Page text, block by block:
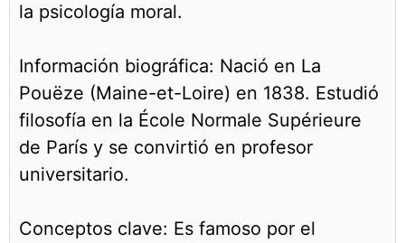
la psicología moral.
Información biográfica: Nació en La
Pouëze (Maine-et-Loire) en 1838. Estudió
filosofía en la École Normale Supérieure
de París y se convirtió en profesor
universitario.
Conceptos clave: Es famoso por el